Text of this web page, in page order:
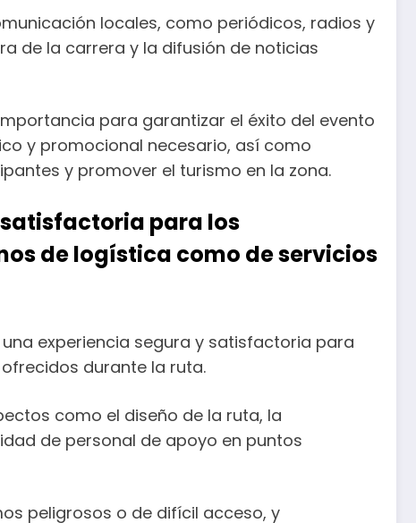
locales, como periódicos, radios y
de la carrera y la difusión de noticias
para garantizar el éxito del evento
y promocional necesario, así como
y promover el turismo en la zona.
para los
de logística como de servicios
experiencia segura y satisfactoria para
durante la ruta.
como el diseño de la ruta, la
de personal de apoyo en puntos
peligrosos o de difícil acceso, y